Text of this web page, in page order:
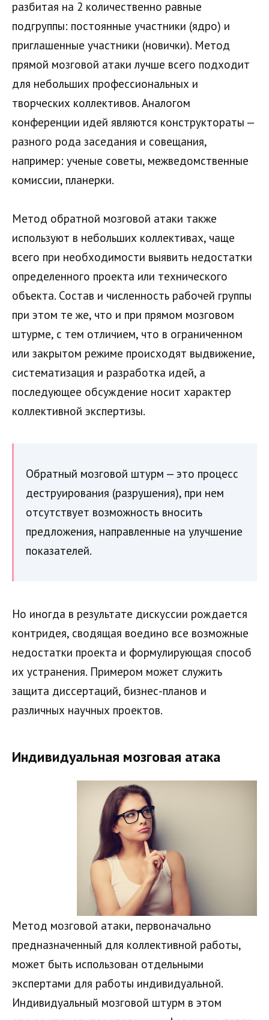
разбитая на 2 количественно равные
подгруппы: постоянные участники (ядро) и
приглашенные участники (новички). Метод
прямой мозговой атаки лучше всего подходит
для небольших профессиональных и
творческих коллективов. Аналогом
конференции идей являются конструктораты —
разного рода заседания и совещания,
например: ученые советы, межведомственные
комиссии, планерки.
Метод обратной мозговой атаки также
используют в небольших коллективах, чаще
всего при необходимости выявить недостатки
определенного проекта или технического
объекта. Состав и численность рабочей группы
при этом те же, что и при прямом мозговом
штурме, с тем отличием, что в ограниченном
или закрытом режиме происходят выдвижение,
систематизация и разработка идей, а
последующее обсуждение носит характер
коллективной экспертизы.
Обратный мозговой штурм — это процесс
деструирования (разрушения), при нем
отсутствует возможность вносить
предложения, направленные на улучшение
показателей.
Но иногда в результате дискуссии рождается
контридея, сводящая воедино все возможные
недостатки проекта и формулирующая способ
их устранения. Примером может служить
защита диссертаций, бизнес-планов и
различных научных проектов.
Индивидуальная мозговая атака
Метод мозговой атаки, первоначально
предназначенный для коллективной работы,
может быть использован отдельными
экспертами для работы индивидуальной.
Индивидуальный мозговой штурм в этом